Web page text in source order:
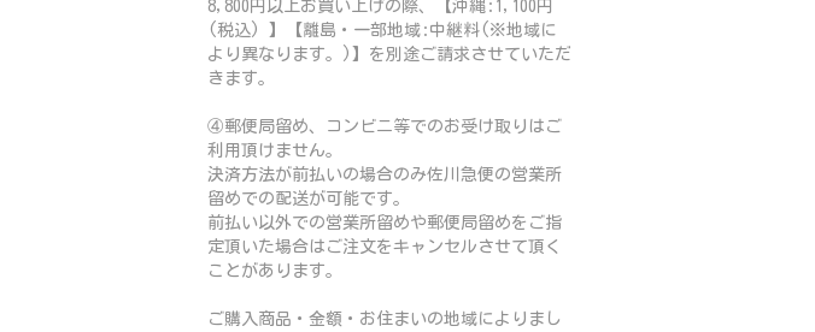
8,800円以上お買い上げの際、【沖縄:1,100円
(税込) 】【離島・一部地域:中継料(※地域に
より異なります。)】を別途ご請求させていただ
きます。
④郵便局留め、コンビニ等でのお受け取りはご
利用頂けません。
決済方法が前払いの場合のみ佐川急便の営業所
留めでの配送が可能です。
前払い以外での営業所留めや郵便局留めをご指
定頂いた場合はご注文をキャンセルさせて頂く
ことがあります。
ご購入商品・金額・お住まいの地域によりまし